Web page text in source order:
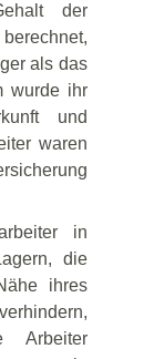
der
als das
wurde ihr
und
waren
in
die
ihres
Arbeiter